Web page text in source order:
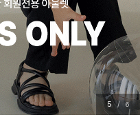
5 / 6